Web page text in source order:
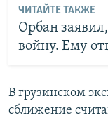
ЧИТАЙТЕ ТАКЖЕ
Орбан
войну. Ему
В грузинском
сближение